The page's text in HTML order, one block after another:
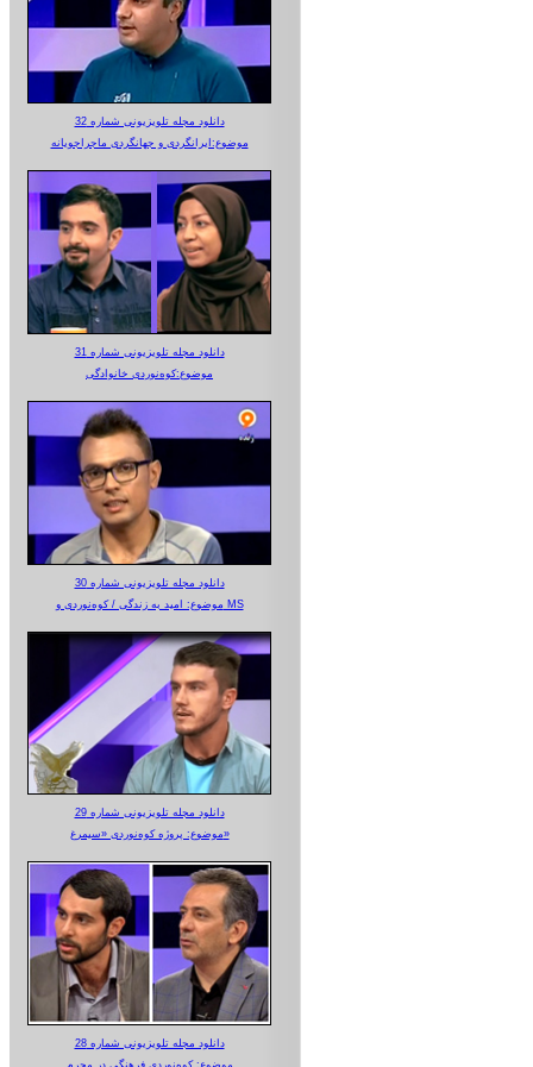
دانلود مجله تلویزیونی شماره 32
موضوع:ایرانگردی و جهانگردی ماجراجویانه
دانلود مجله تلویزیونی شماره 31
موضوع:کوه‌نوردی خانوادگی
دانلود مجله تلویزیونی شماره 30
موضوع: امید به زندگی / کوه‌نوردی و MS
دانلود مجله تلویزیونی شماره 29
موضوع: پروژه کوه‌نوردی «سیمرغ»
دانلود مجله تلویزیونی شماره 28
موضوع: کوه‌نوردی فرهنگی در محرم